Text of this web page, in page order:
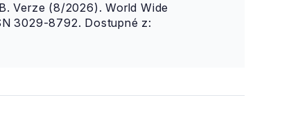
Verze (8/2026). World Wide
3029-8792. Dostupné z: